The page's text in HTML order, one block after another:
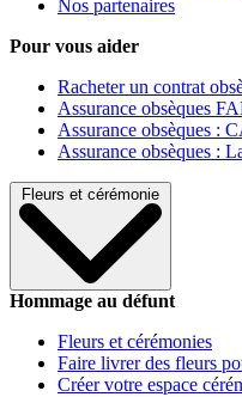
Nos partenaires
Pour vous aider
Racheter un contrat
Assurance obsèques
Assurance obsèques :
Assurance obsèques :
Fleurs et cérémonie
Hommage au défunt
Fleurs et cérémonies
Faire livrer des fleurs
Créer votre espace